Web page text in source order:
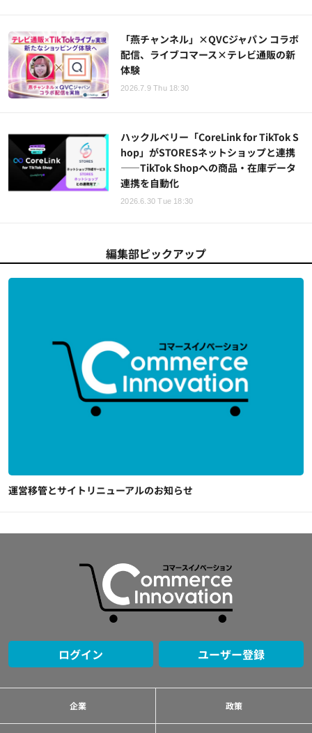
「燕チャンネル」×QVCジャパン コラボ
配信、ライブコマース×テレビ通販の新
体験
2026.7.9 Thu 18:30
ハックルベリー「CoreLink for TikTok S
hop」がSTORESネットショップと連携
——TikTok Shopへの商品・在庫データ
連携を自動化
2026.6.30 Tue 18:30
編集部ピックアップ
運営移管とサイトリニューアルのお知らせ
ログイン ユーザー登録
企業 政策